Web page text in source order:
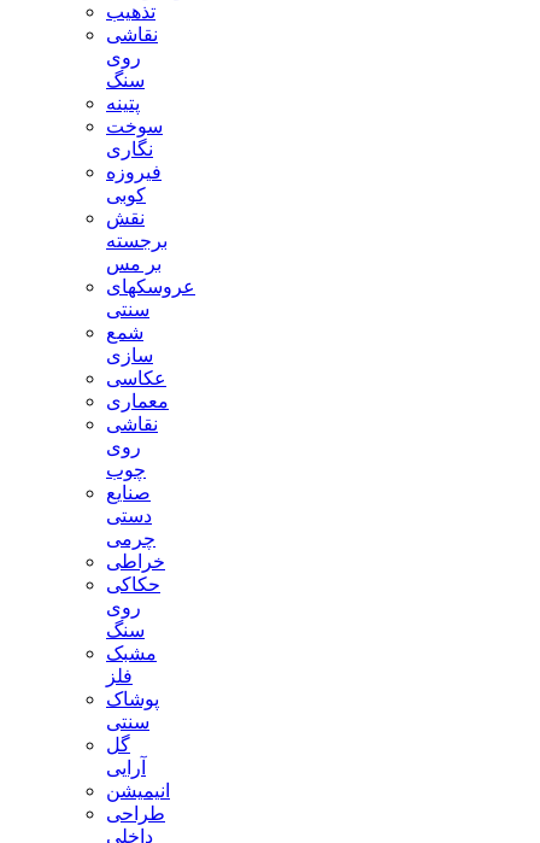
تذهیب
نقاشی
روی
سنگ
پتینه
سوخت
نگاری
فیروزه
کوبی
نقش
برجسته
بر مس
عروسکهای
سنتی
شمع
سازی
عکاسی
معماری
نقاشی
روی
چوب
صنایع
دستی
چرمی
خراطی
حکاکی
روی
سنگ
مشبک
فلز
پوشاک
سنتی
گل
آرایی
انیمیشن
طراحی
داخلی